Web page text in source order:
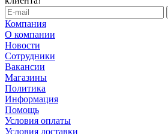
Компания
О компании
Новости
Сотрудники
Вакансии
Магазины
Политика
Информация
Помощь
Условия оплаты
Условия доставки